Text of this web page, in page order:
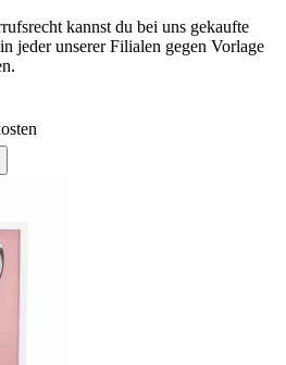
kannst du bei uns gekaufte
jeder unserer Filialen gegen Vorlage